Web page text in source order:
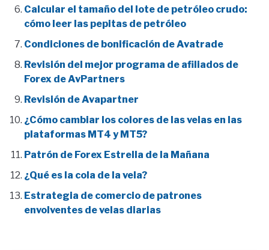
Calcular el tamaño del lote de petróleo crudo:
cómo leer las pepitas de petróleo
Condiciones de bonificación de Avatrade
Revisión del mejor programa de afiliados de
Forex de AvPartners
Revisión de Avapartner
¿Cómo cambiar los colores de las velas en las
plataformas MT4 y MT5?
Patrón de Forex Estrella de la Mañana
¿Qué es la cola de la vela?
Estrategia de comercio de patrones
envolventes de velas diarias